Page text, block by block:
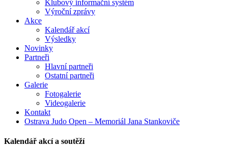
Klubový informační systém
Výroční zprávy
Akce
Kalendář akcí
Výsledky
Novinky
Partneři
Hlavní partneři
Ostatní partneři
Galerie
Fotogalerie
Videogalerie
Kontakt
Ostrava Judo Open – Memoriál Jana Stankoviče
Kalendář akcí a soutěží